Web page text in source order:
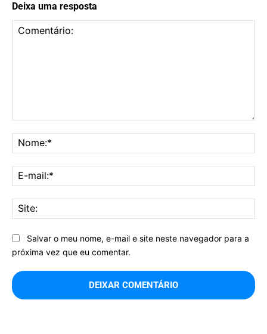
Deixa uma resposta
Salvar o meu nome, e-mail e site neste navegador para a
próxima vez que eu comentar.